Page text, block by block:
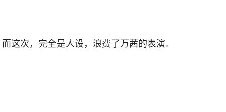
而这次，完全是人设，浪费了万茜的表演。